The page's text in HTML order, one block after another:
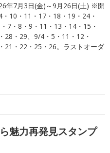
年7月3日(金)～9月26日(土) ※開
10・11・17・18・19・24・
7・8・9・11・13・14・15・
28・29、9/4・5・11・12・
21・22・25・26。ラストオーダ
魅力再発見スタンプ